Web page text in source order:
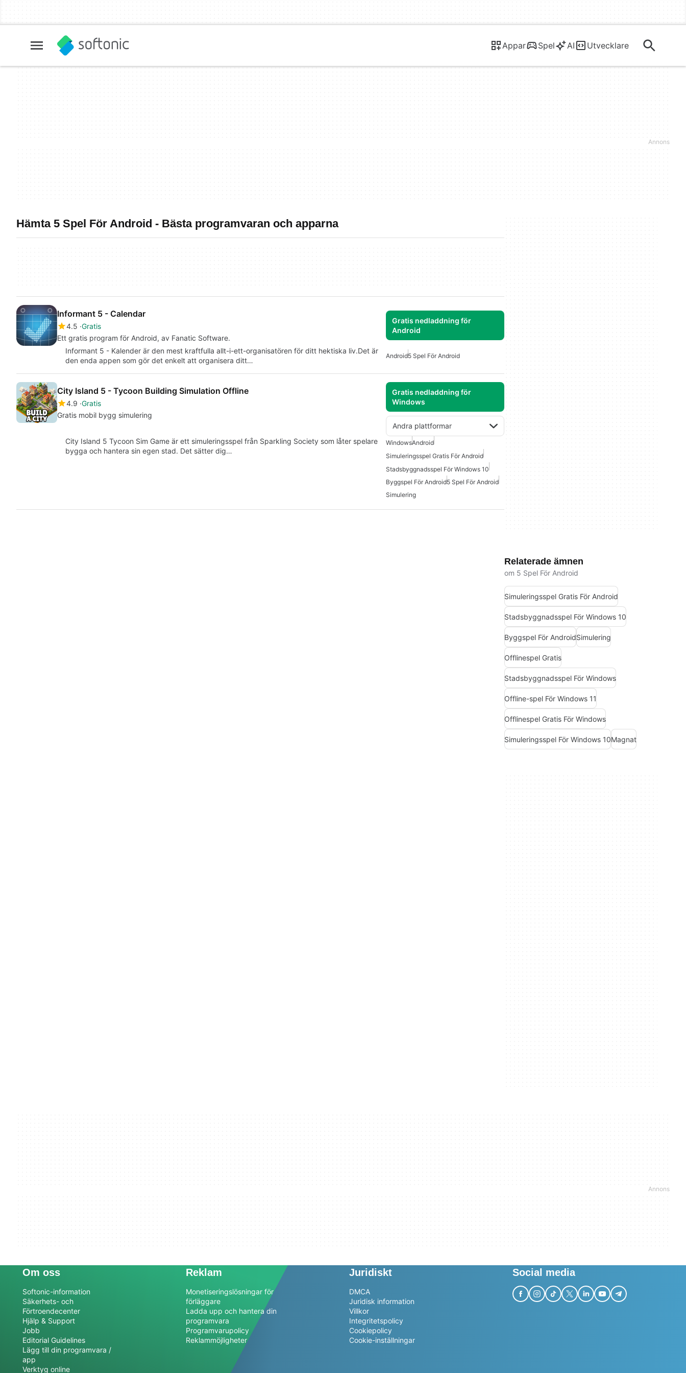
Appar Spel AI Utvecklare
Hämta 5 Spel För Android - Bästa programvaran och apparna
Informant 5 - Calendar
4.5 Gratis
Ett gratis program för Android, av Fanatic Software.
Gratis nedladdning för
Android
Informant 5 - Kalender är den mest kraftfulla allt-i-ett-organisatören för ditt hektiska liv.Det är
den enda appen som gör det enkelt att organisera ditt…
Android5 Spel För Android
City Island 5 - Tycoon Building Simulation Offline
4.9 Gratis
Gratis mobil bygg simulering
Gratis nedladdning för
Windows
Andra plattformar
City Island 5 Tycoon Sim Game är ett simuleringsspel från Sparkling Society som låter spelare
bygga och hantera sin egen stad. Det sätter dig…
WindowsAndroid
Simuleringsspel Gratis För Android
Stadsbyggnadsspel För Windows 10
Byggspel För Android5 Spel För Android
Simulering
Relaterade ämnen
om 5 Spel För Android
Simuleringsspel Gratis För Android
Stadsbyggnadsspel För Windows 10
Byggspel För AndroidSimulering
Offlinespel Gratis
Stadsbyggnadsspel För Windows
Offline-spel För Windows 11
Offlinespel Gratis För Windows
Simuleringsspel För Windows 10Magnat
Om oss
Softonic-information
Säkerhets- och
Förtroendecenter
Hjälp & Support
Jobb
Editorial Guidelines
Lägg till din programvara /
app
Verktyg online
Reklam
Monetiseringslösningar för
förläggare
Ladda upp och hantera din
programvara
Programvarupolicy
Reklammöjligheter
Juridiskt
DMCA
Juridisk information
Villkor
Integritetspolicy
Cookiepolicy
Cookie-inställningar
Social media